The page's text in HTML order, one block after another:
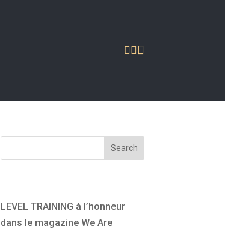

Search
LEVEL TRAINING à l’honneur
dans le magazine We Are